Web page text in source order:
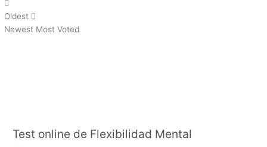
Oldest
Newest Most Voted
Test online de Flexibilidad Mental